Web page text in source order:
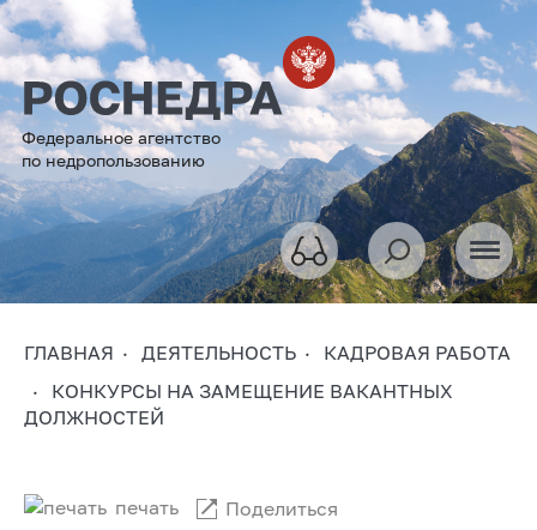
Федеральное агентство
по недропользованию
ГЛАВНАЯ ДЕЯТЕЛЬНОСТЬ
КАДРОВАЯ РАБОТА
КОНКУРСЫ НА ЗАМЕЩЕНИЕ ВАКАНТНЫХ
ДОЛЖНОСТЕЙ
печать Поделиться